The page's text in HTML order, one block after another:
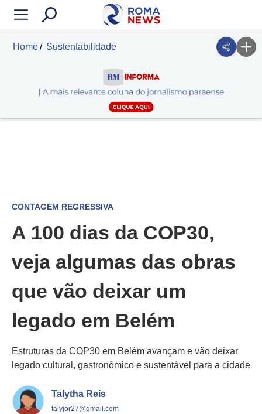
Home Sustentabilidade
CONTAGEM REGRESSIVA
A 100 dias da COP30,
veja algumas das obras
que vão deixar um
legado em Belém
Estruturas da COP30 em Belém avançam e vão deixar
legado cultural, gastronômico e sustentável para a cidade
Talytha Reis
talyjor27@gmail.com